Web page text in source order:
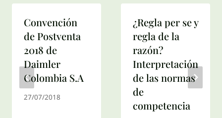
Convención
de Postventa
2018 de
Daimler
Colombia S.A
27/07/2018
¿Regla per se y
regla de la
razón?
Interpretación
de las normas
de
competencia